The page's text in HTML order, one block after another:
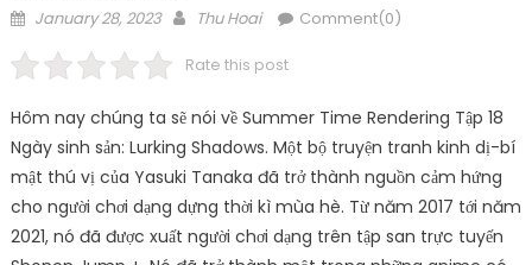
Posted
January 28, 2023 Author
Thu Hoai Comment(0)
Rate this post
Hôm nay chúng ta sẽ nói về Summer Time Rendering Tập 18
Ngày sinh sản: Lurking Shadows. Một bộ truyện tranh kinh dị-bí
mật thú vị của Yasuki Tanaka đã trở thành nguồn cảm hứng
cho người chơi dạng dựng thời kì mùa hè. Từ năm 2017 tới năm
2021, nó đã được xuất người chơi dạng trên tập san trực tuyến